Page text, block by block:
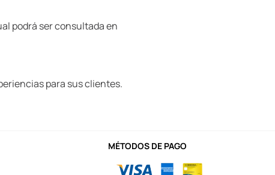
podrá ser consultada en
para sus clientes.
MÉTODOS DE PAGO